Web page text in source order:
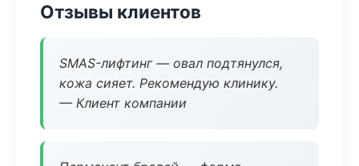
Отзывы клиентов
SMAS-лифтинг — овал подтянулся,
кожа сияет. Рекомендую клинику.
— Клиент компании